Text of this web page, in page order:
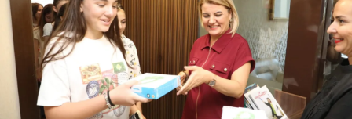
Köşe Yazıları
Röportaj
Video Galeri
Haber Arşivi